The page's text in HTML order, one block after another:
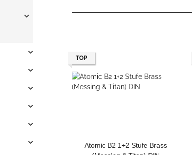
TOP
Atomic B2 1+2 Stufe Brass